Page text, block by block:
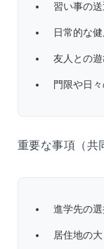
習い事の
日常的な
友人との
門限や日
重要な事項（共
進学先の選
居住地の